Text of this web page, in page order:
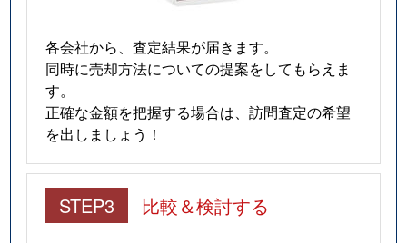
各会社から、査定結果が届きます。
同時に売却方法についての提案をしてもらえま
す。
正確な金額を把握する場合は、訪問査定の希望
を出しましょう！
STEP3 比較＆検討する